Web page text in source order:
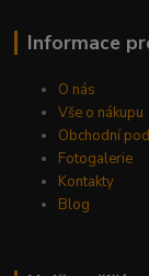
Informace
O nás
Vše o nákupu
Obchodní
Fotogalerie
Kontakty
Blog